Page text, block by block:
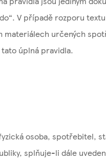
V případě rozporu
materiálech určených
úplná pravidla.
osoba, spotřebitel,
splňuje-li dále